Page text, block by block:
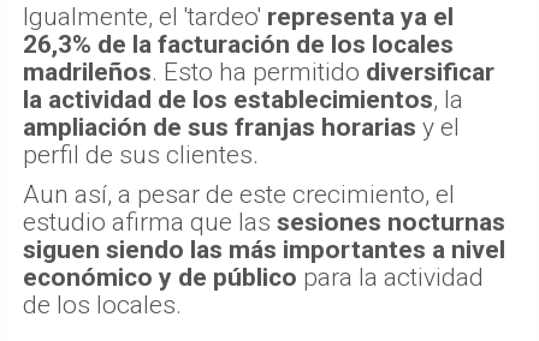
Igualmente, el 'tardeo' representa ya el
26,3% de la facturación de los locales
madrileños. Esto ha permitido diversificar
la actividad de los establecimientos, la
ampliación de sus franjas horarias y el
perfil de sus clientes.
Aun así, a pesar de este crecimiento, el
estudio afirma que las sesiones nocturnas
siguen siendo las más importantes a nivel
económico y de público para la actividad
de los locales.